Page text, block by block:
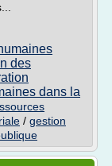
des
dans la
/ gestion